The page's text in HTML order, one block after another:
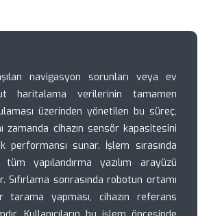
navigasyon sorunları veya ev
haritalama verilerinin tamamen
üzerinden yönetilen bu süreç,
zamanda cihazın sensör kapasitesini
sunar. İşlem sırasında
yapılandırma yazılım arayüzü
sonrasında robotun ortamı
yapması, cihazın referans